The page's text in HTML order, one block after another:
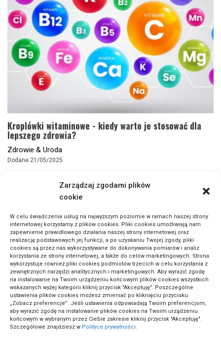
Zarządzaj zgodami plików
cookie
W celu świadczenia usług na najwyższym poziomie w ramach naszej strony
internetowej korzystamy z plików cookies. Pliki cookies umożliwiają nam
zapewnienie prawidłowego działania naszej strony internetowej oraz
realizację podstawowych jej funkcji, a po uzyskaniu Twojej zgody, pliki
cookies są przez nas wykorzystywane do dokonywania pomiarów i analiz
korzystania ze strony internetowej, a także do celów marketingowych. Strona
wykorzystuje również pliki cookies podmiotów trzecich w celu korzystania z
zewnętrznych narzędzi analitycznych i marketingowych. Aby wyrazić zgodę
na instalowanie na Twoim urządzeniu końcowym plików cookies wszystkich
wskazanych wyżej kategorii kliknij przycisk "Akceptuję". Poszczególne
ustawienia plików cookies możesz zmieniać po kliknięciu przycisku
„Zobacz preferencje”. Jeśli ustawienia odpowiadają Twoim preferencjom,
aby wyrazić zgodę na instalowanie plików cookies na Twoim urządzeniu
końcowym w wybranym przez Ciebie zakresie kliknij przycisk "Akceptuję".
Szczegółowe znajdziesz w Polityce prywatności.
Kroplówki witaminowe - kiedy warto je stosować dla
lepszego zdrowia?
Zdrowie & Uroda
Dodane 21/05/2025